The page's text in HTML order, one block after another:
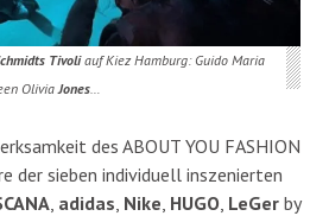
Tivoliauf Kiez Hamburg: Guido Maria
Olivia Jones…
des ABOUT YOU FASHION
der sieben individuell inszenierten
adidas Nike HUGO LeGer by